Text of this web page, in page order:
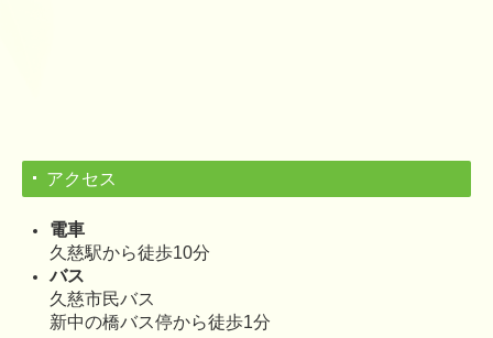
アクセス
電車
久慈駅から徒歩10分
バス
久慈市民バス
新中の橋バス停から徒歩1分